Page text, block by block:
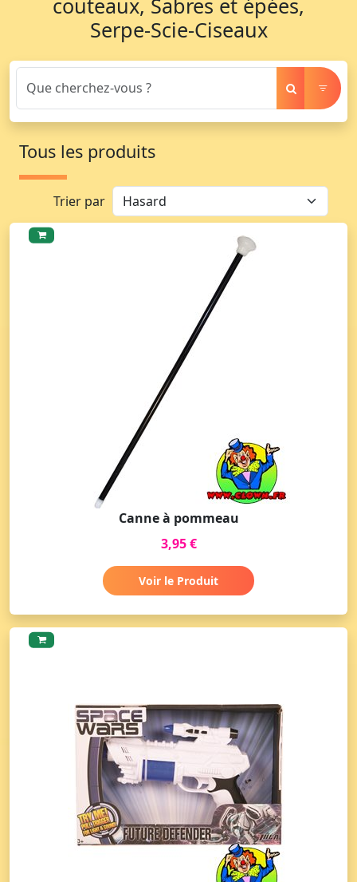
couteaux, Sabres et épées,
Serpe-Scie-Ciseaux
Tous les produits
Trier par
Canne à pommeau
3,95 €
Voir le Produit